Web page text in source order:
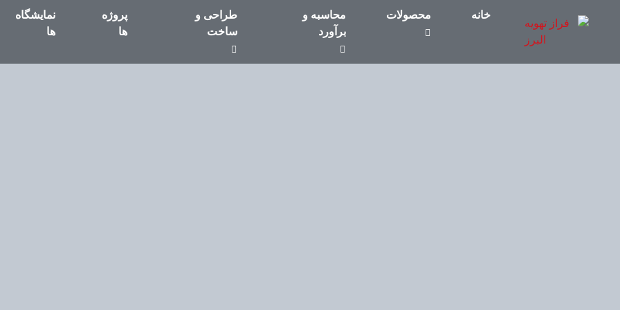
خانه محصولات
محاسبه و
برآورد
طراحی و
ساخت
پروژه
ها
نمایشگاه
ها